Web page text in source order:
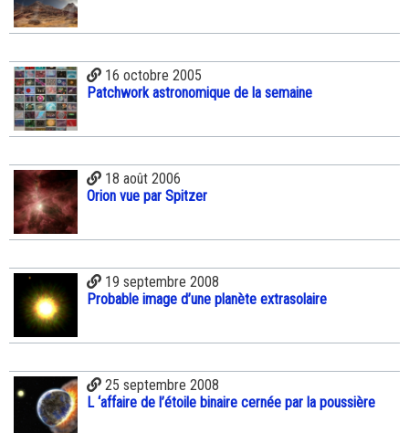
16 octobre 2005
Patchwork astronomique de la semaine
18 août 2006
Orion vue par Spitzer
19 septembre 2008
Probable image d’une planète extrasolaire
25 septembre 2008
L ‘affaire de l’étoile binaire cernée par la poussière